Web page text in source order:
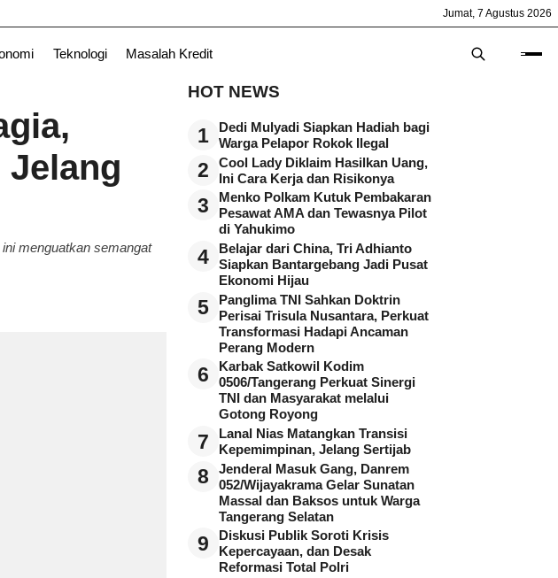
Jumat, 7 Agustus 2026
Teknologi Masalah Kredit
Jelang
menguatkan semangat
HOT NEWS
1
Dedi Mulyadi Siapkan Hadiah bagi
Warga Pelapor Rokok Ilegal
2
Cool Lady Diklaim Hasilkan Uang,
Ini Cara Kerja dan Risikonya
3
Menko Polkam Kutuk Pembakaran
Pesawat AMA dan Tewasnya Pilot
di Yahukimo
4
Belajar dari China, Tri Adhianto
Siapkan Bantargebang Jadi Pusat
Ekonomi Hijau
5
Panglima TNI Sahkan Doktrin
Perisai Trisula Nusantara, Perkuat
Transformasi Hadapi Ancaman
Perang Modern
6
Karbak Satkowil Kodim
0506/Tangerang Perkuat Sinergi
TNI dan Masyarakat melalui
Gotong Royong
7
Lanal Nias Matangkan Transisi
Kepemimpinan, Jelang Sertijab
8
Jenderal Masuk Gang, Danrem
052/Wijayakrama Gelar Sunatan
Massal dan Baksos untuk Warga
Tangerang Selatan
9
Diskusi Publik Soroti Krisis
Kepercayaan, dan Desak
Reformasi Total Polri